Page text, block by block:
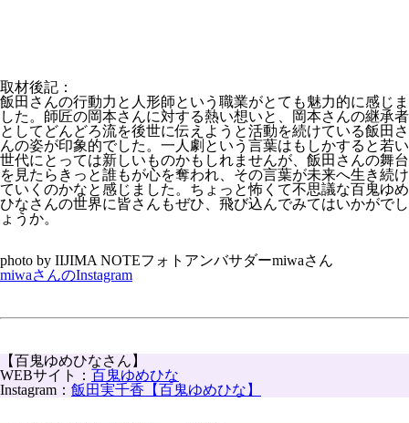
取材後記：
飯田さんの行動力と人形師という職業がとても魅力的に感じま
した。師匠の岡本さんに対する熱い想いと、岡本さんの継承者
としてどんどろ流を後世に伝えようと活動を続けている飯田さ
んの姿が印象的でした。一人劇という言葉はもしかすると若い
世代にとっては新しいものかもしれませんが、飯田さんの舞台
を見たらきっと誰もが心を奪われ、その言葉が未来へ生き続け
ていくのかなと感じました。ちょっと怖くて不思議な百鬼ゆめ
ひなさんの世界に皆さんもぜひ、飛び込んでみてはいかがでし
ょうか。
photo by IIJIMA NOTEフォトアンバサダーmiwaさん
miwaさんのInstagram
【百鬼ゆめひなさん 】
WEBサイト： 百鬼ゆめひな
Instagram： 飯田実千香【百鬼ゆめひな】